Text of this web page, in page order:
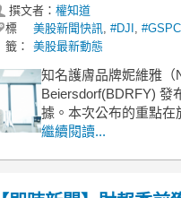
撰文者： 權知道
標
籤：
美股新聞快訊,#DJI ,#GSPC
美股最新動態
知名護膚品牌妮維雅（
Beiersdorf(BDRFY) 發
據。本次公布的重點在
成果，數據顯示公司在
最新的基本面參考。
繼續閱讀...